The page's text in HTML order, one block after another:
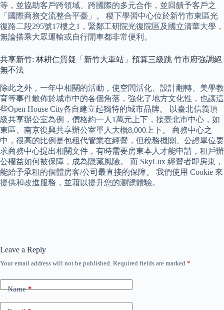
等，並協助客戶跨領域、跨國際的多元合作，並回饋予客戶之
「國際商務交流整合平臺」。 稷下學習中心位於新竹市東區光
復路二段295號17樓之1，緊鄰工研院光復院區及國立清華大學，
無論搭乘大眾運輸或自行開車都非常便利。
共享新竹: 林耕仁質疑「新竹大車站」預算三級跳 竹市府強調絕
無不法
除此之外，一年中相關的活動，使空間活化、設計翻轉、美學教
育等事件散佈於城市中的各個角落，強化了地方文化性，也讓這
些Open House City各自建立起獨特的城市品牌。 以臺北信義頂
級共享辦公室為例，價格約一人1萬元上下，接臺北市中心，如
東區、南京復興共享辦公室單人大概8,000上下。 商務中心之
中，很高的比例是包租代管業在經營，但稅務機關、公證單位要
求商務中心提出相關文件，有時需要房東本人才能申請，租戶辦
公權益如何被保障，成為隱藏風險。 而 SkyLux 經營者即房東，
能給予承租的個體房客/公司最直接的保障。 我們使用 Cookie 來
提供和改進服務，並藉以提升您的瀏覽體驗。
Leave a Reply
Your email address will not be published. Required fields are marked *
Name*